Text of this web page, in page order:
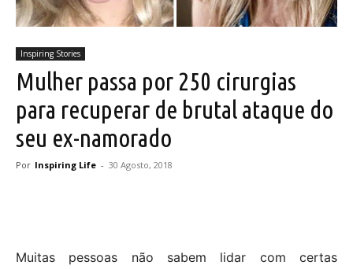
Inspiring Stories
Mulher passa por 250 cirurgias
para recuperar de brutal ataque do
seu ex-namorado
Por Inspiring Life - 30 Agosto, 2018
Muitas pessoas não sabem lidar com certas